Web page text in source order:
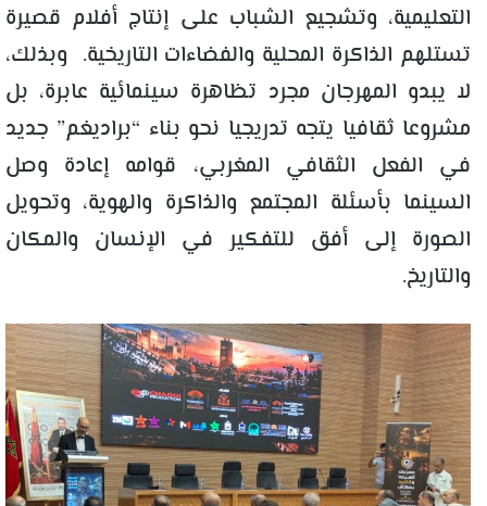
التعليمية، وتشجيع الشباب على إنتاج أفلام قصيرة
تستلهم الذاكرة المحلية والفضاءات التاريخية. وبذلك،
لا يبدو المهرجان مجرد تظاهرة سينمائية عابرة، بل
مشروعا ثقافيا يتجه تدريجيا نحو بناء “براديغم” جديد
في الفعل الثقافي المغربي، قوامه إعادة وصل
السينما بأسئلة المجتمع والذاكرة والهوية، وتحويل
الصورة إلى أفق للتفكير في الإنسان والمكان
والتاريخ.